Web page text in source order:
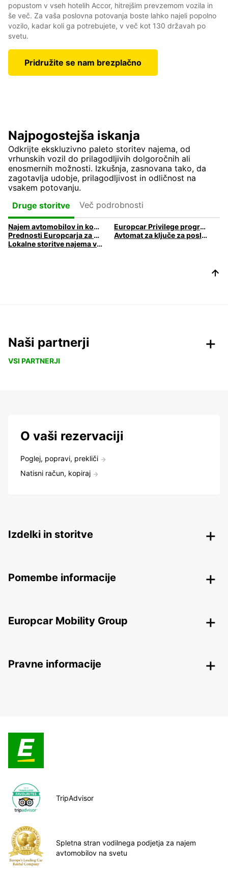
popustom v vseh hotelih Accor, hitrejšim prevzemom vozila in
še več. Za vaša poslovna potovanja boste lahko najeli popolno
vozilo, kadar koli ga potrebujete, v več kot 130 državah po
svetu.
Pridružite se nam brezplačno
Najpogostejša iskanja
Odkrijte ekskluzivno paleto storitev najema, od
vrhunskih vozil do prilagodljivih dolgoročnih ali
enosmernih možnosti. Izkušnja, zasnovana tako, da
zagotavlja udobje, prilagodljivost in odličnost na
vsakem potovanju.
Druge storitve
Več podrobnosti
Najem avtomobilov in kombijev za podjetja
Europcar Privilege program zvestobe
Prednosti Europcarja za poslovne stranke
Avtomat za ključe za poslovna potovanja.
Lokalne storitve najema vozil za podjetja
Naši partnerji
VSI PARTNERJI
O vaši rezervaciji
Poglej, popravi, prekliči
Natisni račun, kopiraj
Izdelki in storitve
Pomembe informacije
Europcar Mobility Group
Pravne informacije
TripAdvisor
Spletna stran vodilnega podjetja za najem
avtomobilov na svetu